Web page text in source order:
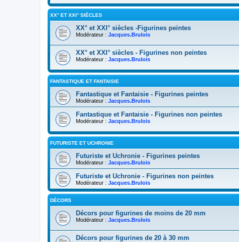
XX° ET XXI° SIÈCLES
XX° et XXI° siècles -Figurines peintes
Modérateur : Jacques.Brulois
XX° et XXI° siècles - Figurines non peintes
Modérateur : Jacques.Brulois
FANTASTIQUE ET FANTAISIE
Fantastique et Fantaisie - Figurines peintes
Modérateur : Jacques.Brulois
Fantastique et Fantaisie - Figurines non peintes
Modérateur : Jacques.Brulois
FUTURISTE ET UCHRONIE
Futuriste et Uchronie - Figurines peintes
Modérateur : Jacques.Brulois
Futuriste et Uchronie - Figurines non peintes
Modérateur : Jacques.Brulois
DÉCORS
Décors pour figurines de moins de 20 mm
Modérateur : Jacques.Brulois
Décors pour figurines de 20 à 30 mm